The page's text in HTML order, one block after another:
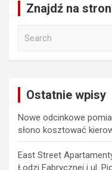
Znajdź na
Ostatnie wpisy
Nowe odcinkowe
słono kosztować
East Street
Łodzi Fabrycznej i ul.